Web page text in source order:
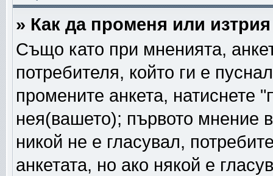
» Как да променя или изтрия
Също като при мненията,
потребителя, който ги е
промените анкета, натиснете
нея(вашето); първото мнение
никой не е гласувал,
анкетата, но ако някой е